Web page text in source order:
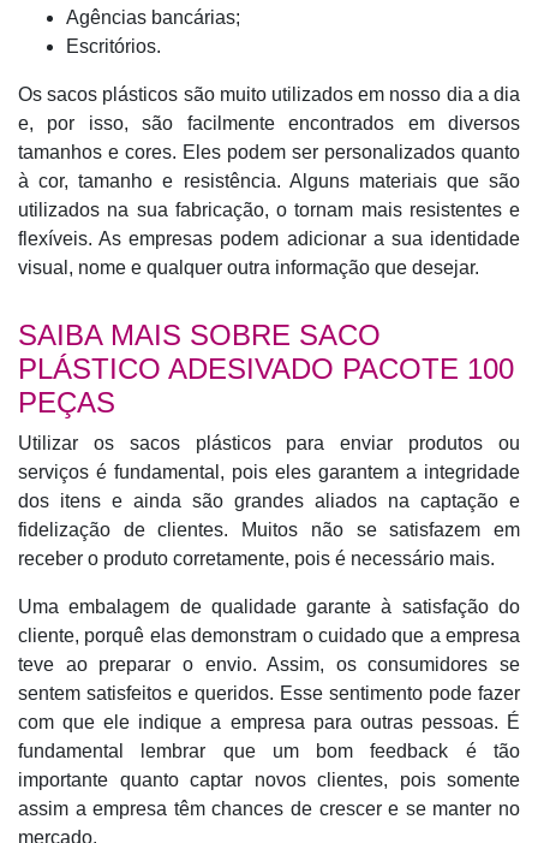
Agências bancárias;
Escritórios.
Os sacos plásticos são muito utilizados em nosso dia a dia
e, por isso, são facilmente encontrados em diversos
tamanhos e cores. Eles podem ser personalizados quanto
à cor, tamanho e resistência. Alguns materiais que são
utilizados na sua fabricação, o tornam mais resistentes e
flexíveis. As empresas podem adicionar a sua identidade
visual, nome e qualquer outra informação que desejar.
SAIBA MAIS SOBRE SACO
PLÁSTICO ADESIVADO PACOTE 100
PEÇAS
Utilizar os sacos plásticos para enviar produtos ou
serviços é fundamental, pois eles garantem a integridade
dos itens e ainda são grandes aliados na captação e
fidelização de clientes. Muitos não se satisfazem em
receber o produto corretamente, pois é necessário mais.
Uma embalagem de qualidade garante à satisfação do
cliente, porquê elas demonstram o cuidado que a empresa
teve ao preparar o envio. Assim, os consumidores se
sentem satisfeitos e queridos. Esse sentimento pode fazer
com que ele indique a empresa para outras pessoas. É
fundamental lembrar que um bom feedback é tão
importante quanto captar novos clientes, pois somente
assim a empresa têm chances de crescer e se manter no
mercado.